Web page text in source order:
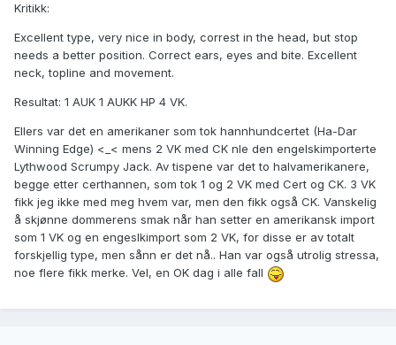
Kritikk:
Excellent type, very nice in body, correst in the head, but stop
needs a better position. Correct ears, eyes and bite. Excellent
neck, topline and movement.
Resultat: 1 AUK 1 AUKK HP 4 VK.
Ellers var det en amerikaner som tok hannhundcertet (Ha-Dar
Winning Edge) <_< mens 2 VK med CK nle den engelskimporterte
Lythwood Scrumpy Jack. Av tispene var det to halvamerikanere,
begge etter certhannen, som tok 1 og 2 VK med Cert og CK. 3 VK
fikk jeg ikke med meg hvem var, men den fikk også CK. Vanskelig
å skjønne dommerens smak når han setter en amerikansk import
som 1 VK og en engeslkimport som 2 VK, for disse er av totalt
forskjellig type, men sånn er det nå.. Han var også utrolig stressa,
noe flere fikk merke. Vel, en OK dag i alle fall